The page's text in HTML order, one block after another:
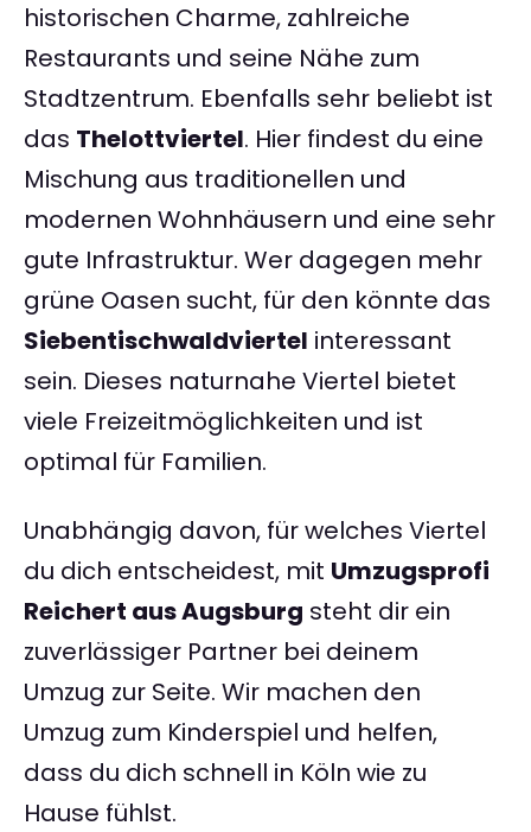
historischen Charme, zahlreiche
Restaurants und seine Nähe zum
Stadtzentrum. Ebenfalls sehr beliebt ist
das Thelottviertel. Hier findest du eine
Mischung aus traditionellen und
modernen Wohnhäusern und eine sehr
gute Infrastruktur. Wer dagegen mehr
grüne Oasen sucht, für den könnte das
Siebentischwaldviertel interessant
sein. Dieses naturnahe Viertel bietet
viele Freizeitmöglichkeiten und ist
optimal für Familien.
Unabhängig davon, für welches Viertel
du dich entscheidest, mit Umzugsprofi
Reichert aus Augsburg steht dir ein
zuverlässiger Partner bei deinem
Umzug zur Seite. Wir machen den
Umzug zum Kinderspiel und helfen,
dass du dich schnell in Köln wie zu
Hause fühlst.